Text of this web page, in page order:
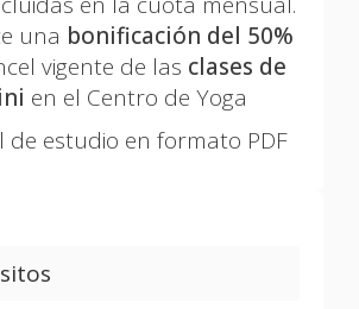
una bonificación del 50%
vigente de las clases de
en el Centro de Yoga
de estudio en formato PDF